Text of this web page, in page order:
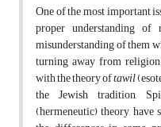
One of the most important
proper understanding
misunderstanding of them
turning away from
with the theory oftawil
the Jewish tradition,
(hermeneutic) theory, have